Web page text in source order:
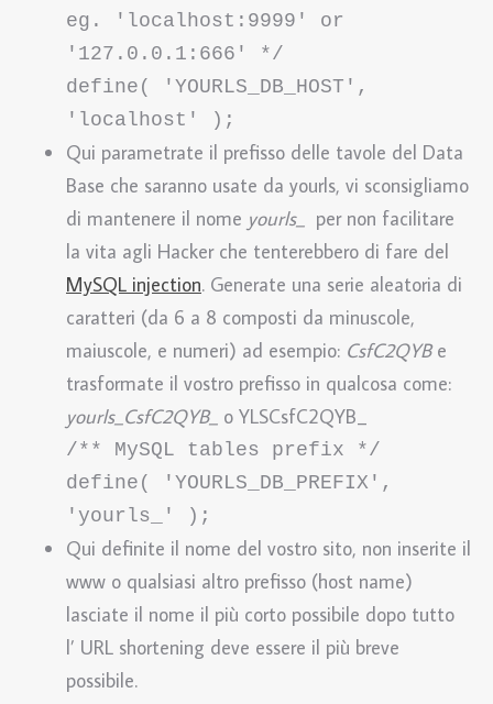
eg. 'localhost:9999' or
'127.0.0.1:666' */
define( 'YOURLS_DB_HOST',
'localhost' );
Qui parametrate il prefisso delle tavole del Data
Base che saranno usate da yourls, vi sconsigliamo
di mantenere il nome yourls_
per non facilitare
la vita agli Hacker che tenterebbero di fare del
MySQL injection. Generate una serie aleatoria di
caratteri (da 6 a 8 composti da minuscole,
maiuscole, e numeri) ad esempio: CsfC2QYBe
trasformate il vostro prefisso in qualcosa come:
yourls_CsfC2QYB_ o YLSCsfC2QYB_
/** MySQL tables prefix */
define( 'YOURLS_DB_PREFIX',
'yourls_' );
Qui definite il nome del vostro sito, non inserite il
www o qualsiasi altro prefisso (host name)
lasciate il nome il più corto possibile dopo tutto
l’ URL shortening deve essere il più breve
possibile.